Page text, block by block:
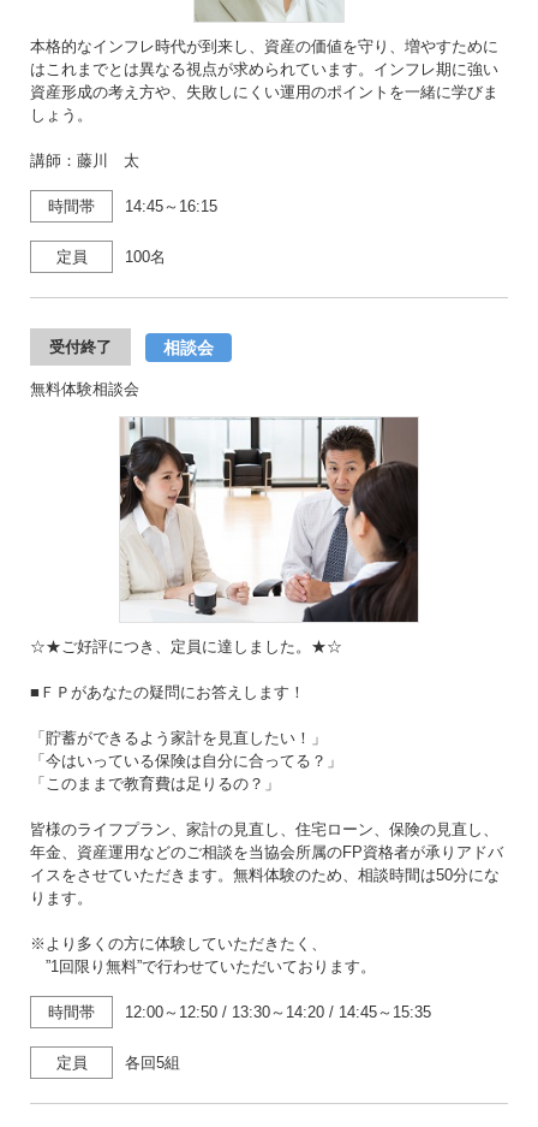
本格的なインフレ時代が到来し、資産の価値を守り、増やすために
はこれまでとは異なる視点が求められています。インフレ期に強い
資産形成の考え方や、失敗しにくい運用のポイントを一緒に学びま
しょう。
講師：藤川 太
時間帯 14:45～16:15
定員 100名
受付終了 相談会
無料体験相談会
☆★ご好評につき、定員に達しました。★☆
■ＦＰがあなたの疑問にお答えします！
「貯蓄ができるよう家計を見直したい！」
「今はいっている保険は自分に合ってる？」
「このままで教育費は足りるの？」
皆様のライフプラン、家計の見直し、住宅ローン、保険の見直し、
年金、資産運用などのご相談を当協会所属のFP資格者が承りアドバ
イスをさせていただきます。無料体験のため、相談時間は50分にな
ります。
※より多くの方に体験していただきたく、
”1回限り無料”で行わせていただいております。
時間帯 12:00～12:50 / 13:30～14:20 / 14:45～15:35
定員 各回5組